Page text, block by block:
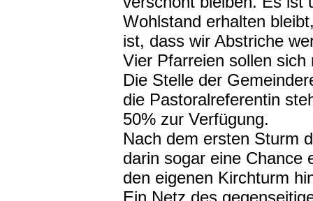
Wohlstand erhalten
ist, dass wir Abstriche
Vier Pfarreien sollen
Die Stelle der
die Pastoralreferentin
50% zur Verfügung.
Nach dem ersten Sturm
darin sogar eine Chance
den eigenen Kirchturm
Ein Netz des